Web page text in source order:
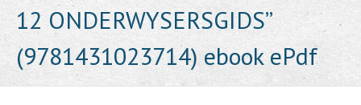
12 ONDERWYSERSGIDS”
(9781431023714) ebook ePdf